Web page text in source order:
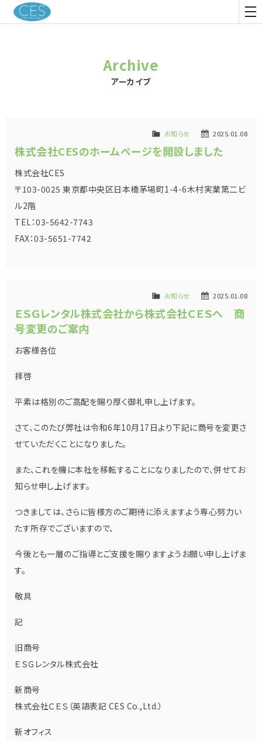
Archive
アーカイブ
2025.01.08
お知らせ
株式会社CESのホームページを開設しました
株式会社CES
〒103-0025 東京都中央区日本橋茅場町1-4-6木村実業第二ビ
ル2階
TEL：03-5642-7743
FAX：03-5651-7742
2025.01.08
お知らせ
ＥＳＧレンタル株式会社から株式会社ＣＥＳへ 商
号変更のご案内
お客様各位
拝啓
平素は格別のご高配を賜り厚く御礼申し上げます。
さて、このたび弊社は令和6年10月17日より下記に商号を変更さ
せていただくことになりました。
また、これを機に本社を移転することになりましたので、併せてお
知らせ申し上げます。
つきましては、さらに皆様方のご期待に添えますよう専心努力い
たす所存でございますので、
今後とも一層のご指導とご支援を賜りますようお願い申し上げま
す。
敬具
記
旧商号
ＥＳＧレンタル株式会社
新商号
株式会社ＣＥＳ（英語表記 CES Co.,Ltd.）
新オフィス